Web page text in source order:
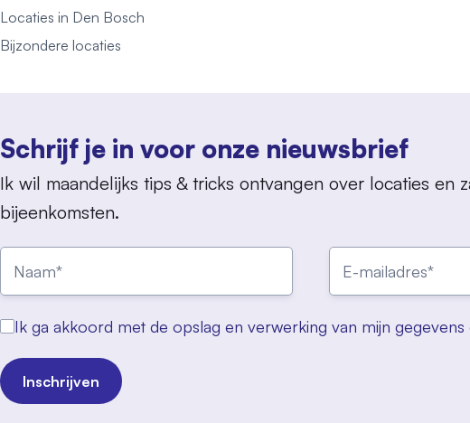
Locaties in Den Bosch
Bijzondere locaties
Schrijf je in voor onze nieuwsbrief
Ik wil maandelijks tips & tricks ontvangen over locaties en
bijeenkomsten.
Ik ga akkoord met de opslag en verwerking van mijn
Inschrijven